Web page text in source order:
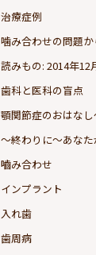
治療症例
噛み合わせの問題
読みもの: 2014年12
歯科と医科の盲点
顎関節症のおはなし～顎
～終わりに～あなたが、どういった考
嚙み合わせ
インプラント
入れ歯
歯周病